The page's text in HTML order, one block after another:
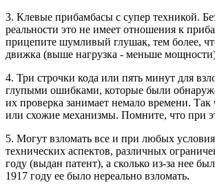
3. Клевые прибамбасы с супер техникой.
реальности это не имеет отношения к
прицепите шумливый глушак, тем более,
движка (выше нагрузка - меньше
4. Три строчки кода или пять минут для
глупыми ошибками, которые были
их проверка занимает немало времени. Так
или схожие механизмы. Помните, что при
5. Могут взломать все и при любых
технических аспектов, различных
году (выдан патент), а сколько из-за нее
1917 году ее было нереально взломать.